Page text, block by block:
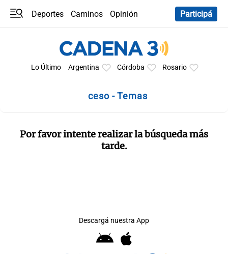
Deportes Caminos
Opinión
Participá
Lo Último Argentina Córdoba Rosario
ceso - Temas
Por favor intente realizar la búsqueda más
tarde.
Descargá nuestra App